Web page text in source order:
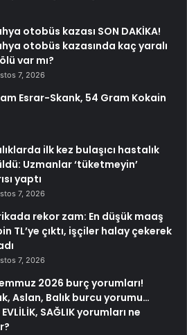
otobüs kazası SON DAKİKA!
otobüs kazasında kaç yaralı
var mı?
7, 2026
Esrar-Skank, 54 Gram Kokain
ilk kez bulaşıcı hastalık
Uzmanlar ‘tüketmeyin’
yaptı
7, 2026
rekor zam: En düşük maaş
TL’ye çıktı, işçiler halay çekerek
7, 2026
2026 burç yorumları!
Aslan, Balık burcu yorumu…
EVLİLİK, SAĞLIK yorumları ne